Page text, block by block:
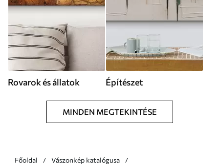
Rovarok és állatok Építészet
MINDEN MEGTEKINTÉSE
Főoldal
Vászonkép katalógusa